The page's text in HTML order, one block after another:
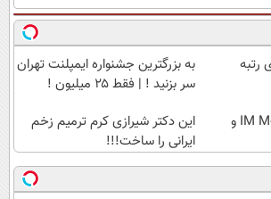
رتبه
به بزرگترین جشنواره ایمپلنت تهران
سر بزنید ! | فقط ۲۵ میلیون !
نیکاموتور نماینده IM Motor و
این دکتر شیرازی کرم ترمیم زخم
ایرانی را ساخت!!!